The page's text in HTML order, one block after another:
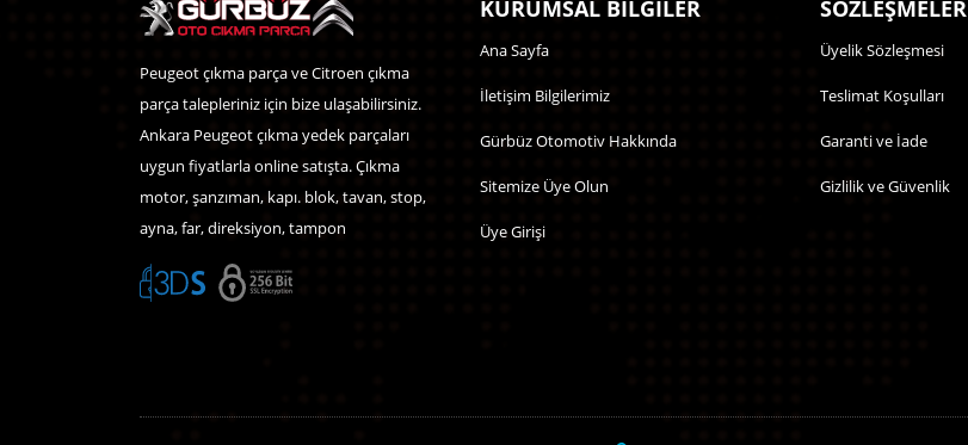
Peugeot çıkma parça ve Citroen çıkma
parça talepleriniz için bize ulaşabilirsiniz.
Ankara Peugeot çıkma yedek parçaları
uygun fiyatlarla online satışta. Çıkma
motor, şanzıman, kapı. blok, tavan, stop,
ayna, far, direksiyon, tampon
KURUMSAL BİLGİLER
Ana Sayfa
İletişim Bilgilerimiz
Gürbüz Otomotiv Hakkında
Sitemize Üye Olun
Üye Girişi
SÖZLEŞMELER
Üyelik Sözleşmesi
Teslimat Koşulları
Garanti ve İade
Gizlilik ve Güvenlik